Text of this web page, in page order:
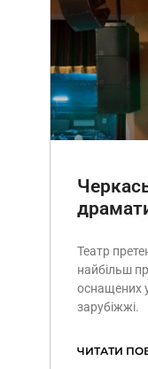
Театр
найбільш
оснащених
зарубіжжі.
ЧИТАТИ